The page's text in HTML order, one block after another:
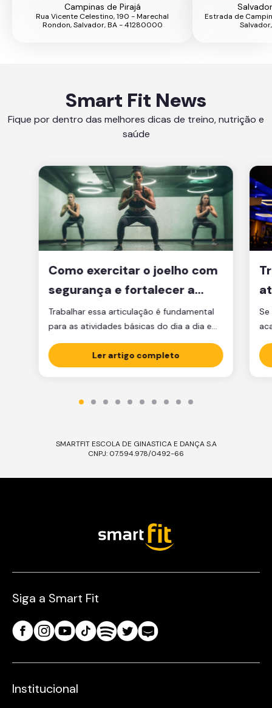
Campinas de Pirajá
Rua Vicente Celestino, 190 - Marechal
Rondon, Salvador, BA - 41280000
Estrada de
Smart Fit News
Fique por dentro das melhores dicas de treino, nutrição e
saúde
Como exercitar o joelho com
segurança e fortalecer a
articulação
Trabalhar essa articulação é fundamental
para as atividades básicas do dia a dia e
Ler artigo completo
SMARTFIT ESCOLA DE GINASTICA E DANÇA S.A
CNPJ: 07.594.978/0492-66
Siga a Smart Fit
Institucional